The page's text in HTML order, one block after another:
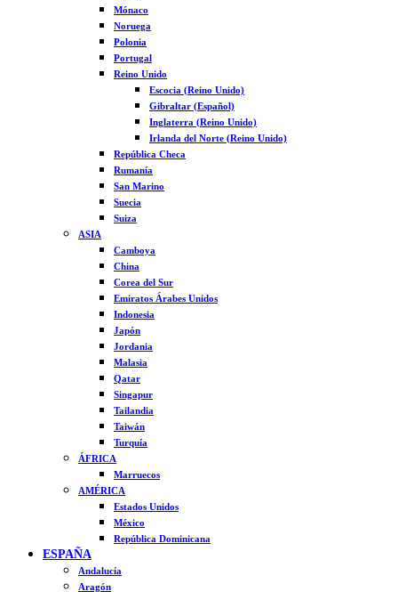
Mónaco
Noruega
Polonia
Portugal
Reino Unido
Escocia (Reino Unido)
Gibraltar (Español)
Inglaterra (Reino Unido)
Irlanda del Norte (Reino Unido)
República Checa
Rumanía
San Marino
Suecia
Suiza
ASIA
Camboya
China
Corea del Sur
Emiratos Árabes Unidos
Indonesia
Japón
Jordania
Malasia
Qatar
Singapur
Tailandia
Taiwán
Turquía
ÁFRICA
Marruecos
AMÉRICA
Estados Unidos
México
República Dominicana
ESPAÑA
Andalucía
Aragón